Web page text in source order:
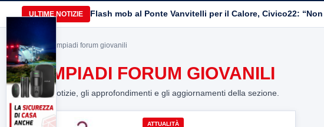
ULTIME NOTIZIE Flash mob al Ponte Vanvitelli per il Calore, Civico22:
Home> olimpiadi forum giovanili
OLIMPIADI FORUM GIOVANILI
Tutte le notizie, gli approfondimenti e gli aggiornamenti della sezione.
ATTUALITÀ